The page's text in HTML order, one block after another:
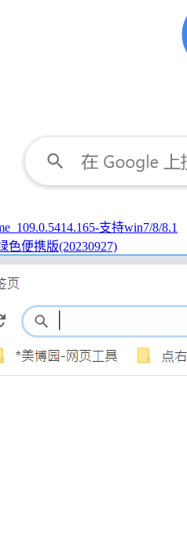
支持win7/8/8.1
色便携版(20230927)